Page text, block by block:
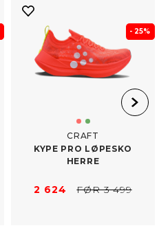
- 25%
CRAFT
KYPE PRO LØPESKO
HERRE
2 624 FØR 3 499